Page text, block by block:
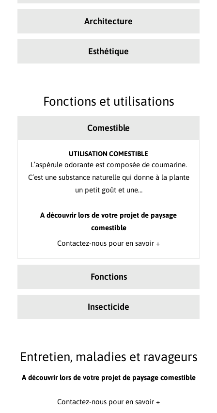
Architecture
Esthétique
Fonctions et utilisations
Comestible
UTILISATION COMESTIBLE
L’aspérule odorante est composée de coumarine.
C’est une substance naturelle qui donne à la plante
un petit goût et une…
A découvrir lors de votre projet de paysage
comestible
Contactez-nous pour en savoir +
Fonctions
Insecticide
Entretien, maladies et ravageurs
A découvrir lors de votre projet de paysage comestible
Contactez-nous pour en savoir +